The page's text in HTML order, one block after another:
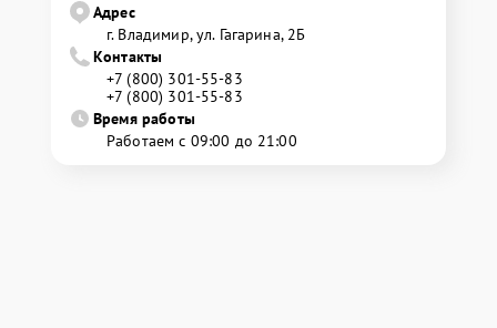
Адрес
г. Владимир, ул. Гагарина, 2Б
Контакты
+7 (800) 301-55-83
+7 (800) 301-55-83
Время работы
Работаем с 09:00 до 21:00